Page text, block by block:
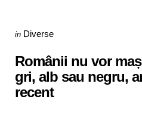
Categories
Posted
in Diverse
Românii nu vor
gri, alb sau negru,
recent